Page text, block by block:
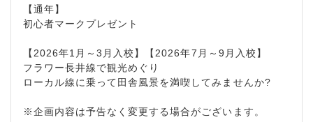
【通年】
初心者マークプレゼント
【2026年1月～3月入校】【2026年7月～9月入校】
フラワー長井線で観光めぐり
ローカル線に乗って田舎風景を満喫してみませんか?
※企画内容は予告なく変更する場合がございます。